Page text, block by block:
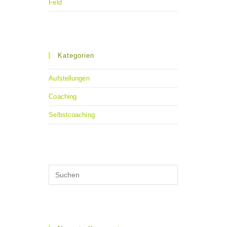
Feld
Kategorien
Aufstellungen
Coaching
Selbstcoaching